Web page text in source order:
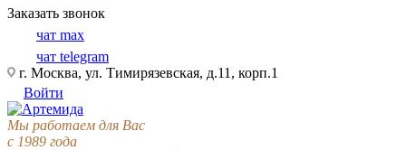
Заказать звонок
чат max
чат telegram
г. Москва, ул. Тимирязевская, д.11, корп.1
Войти
Мы работаем для Вас
с 1989 года